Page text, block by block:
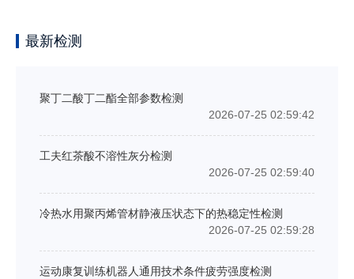
最新检测
聚丁二酸丁二酯全部参数检测
2026-07-25 02:59:42
工夫红茶酸不溶性灰分检测
2026-07-25 02:59:40
冷热水用聚丙烯管材静液压状态下的热稳定性检测
2026-07-25 02:59:28
运动康复训练机器人通用技术条件疲劳强度检测